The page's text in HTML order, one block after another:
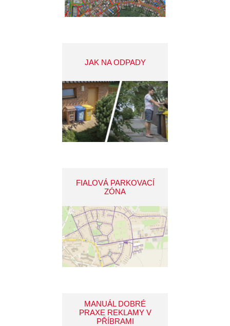
JAK NA ODPADY
FIALOVÁ PARKOVACÍ
ZÓNA
MANUÁL DOBRÉ
PRAXE REKLAMY V
PŘÍBRAMI